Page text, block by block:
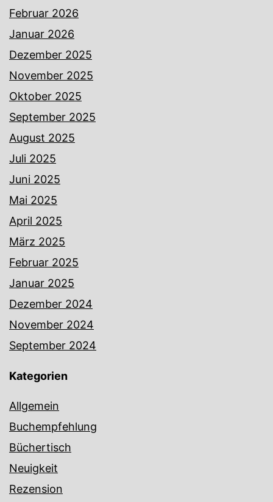
Februar 2026
Januar 2026
Dezember 2025
November 2025
Oktober 2025
September 2025
August 2025
Juli 2025
Juni 2025
Mai 2025
April 2025
März 2025
Februar 2025
Januar 2025
Dezember 2024
November 2024
September 2024
Kategorien
Allgemein
Buchempfehlung
Büchertisch
Neuigkeit
Rezension